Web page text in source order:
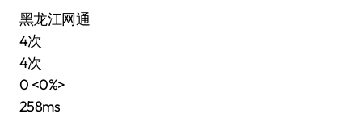
黑龙江网通
4次
4次
0 <0%>
258ms